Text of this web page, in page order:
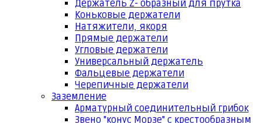
Держатель Z- образный для прутка
Коньковые держатели
Натяжители, якоря
Прямые держатели
Угловые держатели
Универсальный держатель
Фальцевые держатели
Черепичные держатели
Заземление
Арматурный соединительный грибок
Звено "конус Морзе" с крестообразным